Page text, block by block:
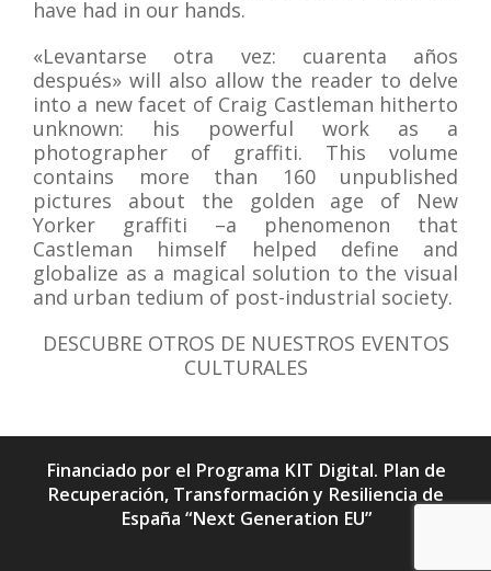
have had in our hands.
«Levantarse otra vez: cuarenta años
después» will also allow the reader to delve
into a new facet of Craig Castleman hitherto
unknown: his powerful work as a
photographer of graffiti. This volume
contains more than 160 unpublished
pictures about the golden age of New
Yorker graffiti –a phenomenon that
Castleman himself helped define and
globalize as a magical solution to the visual
and urban tedium of post-industrial society.
DESCUBRE OTROS DE NUESTROS EVENTOS
CULTURALES
Financiado por el Programa KIT Digital. Plan de
Recuperación, Transformación y Resiliencia de
España “Next Generation EU”